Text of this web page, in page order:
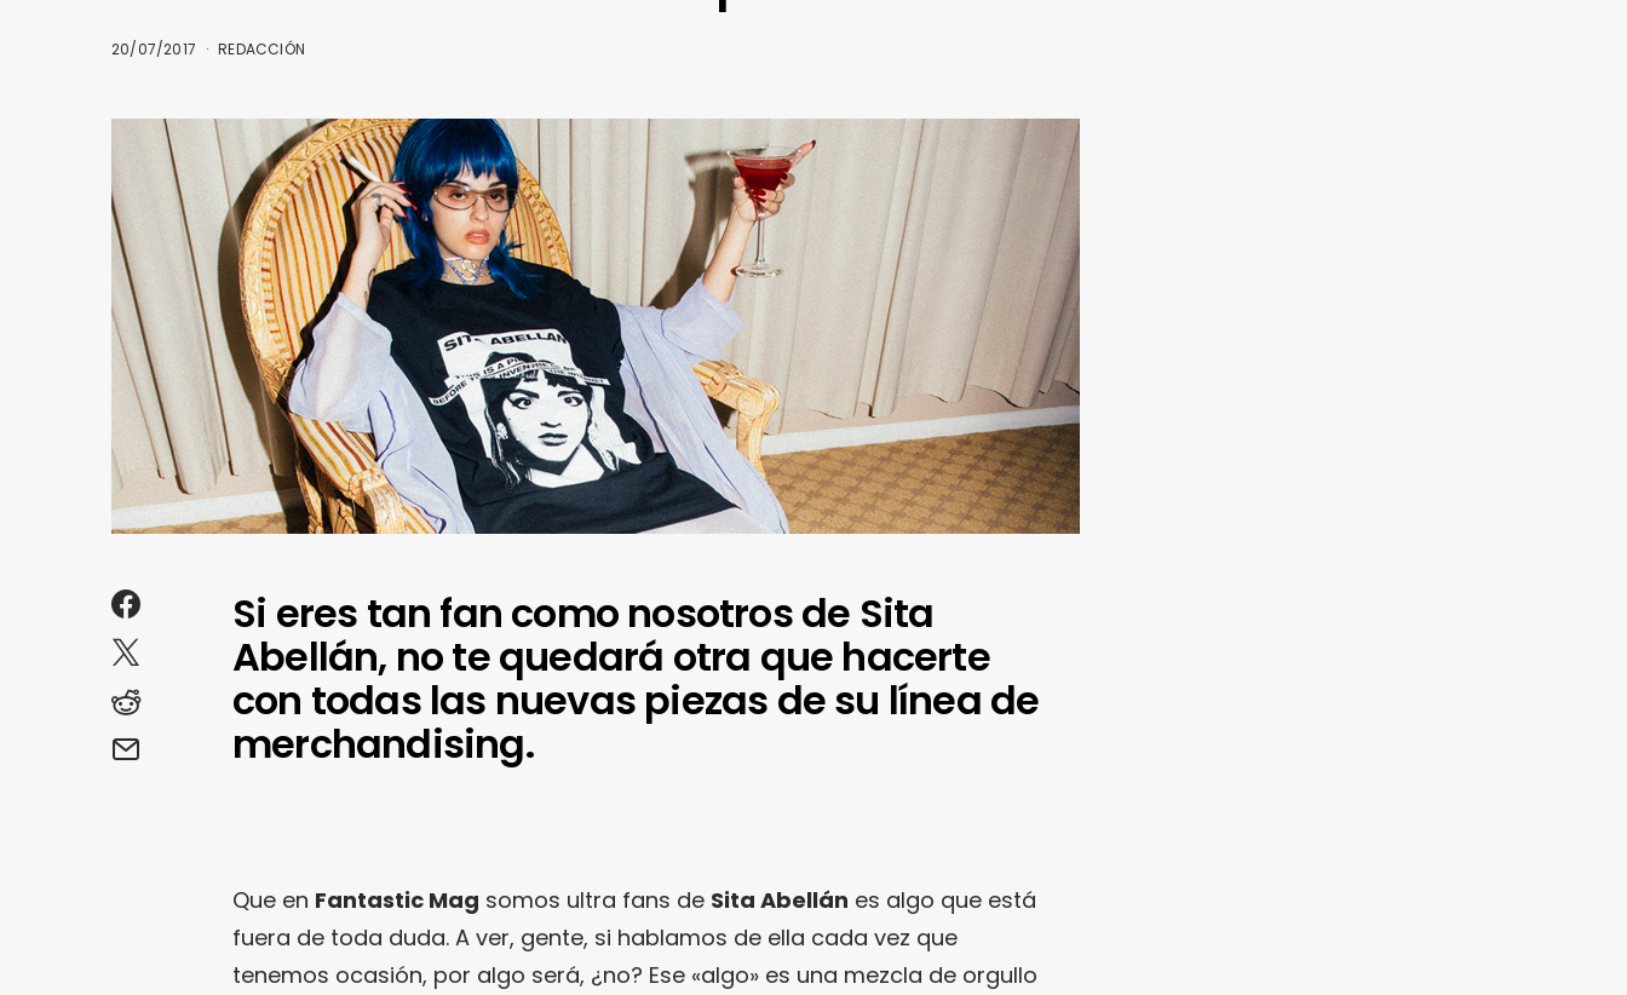
20/07/2017 REDACCIÓN
Si eres tan fan como nosotros de Sita
Abellán, no te quedará otra que hacerte
con todas las nuevas piezas de su línea de
merchandising.
Que en Fantastic Mag somos ultra fans de Sita Abellán es algo que está
fuera de toda duda. A ver, gente, si hablamos de ella cada vez que
tenemos ocasión, por algo será, ¿no? Ese «algo» es una mezcla de orgullo